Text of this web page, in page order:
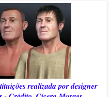
realizada por designer